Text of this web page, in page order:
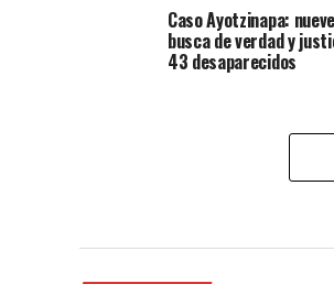
Caso Ayotzinapa:
busca de verdad y
43 desaparecidos